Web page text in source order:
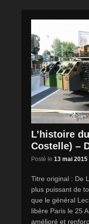
L’histoire
Costelle) –
Posté le 13 mai 2015
Titre original : De
plus puissant de
que le général
libère Paris le 25
amélioré et